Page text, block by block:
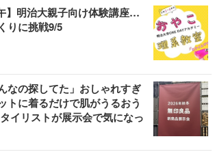
】明治大親子向け体験講座…
りに挑戦9/5
なの探してた」おしゃれすぎ
トに着るだけで肌がうるおう
イリストが展示会で気になっ